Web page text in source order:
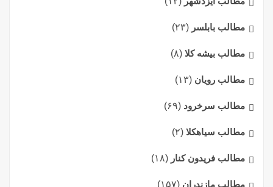
مطالب بابلسر (۲۳)
مطالب بیشه کلا (۸)
مطالب رویان (۱۳)
مطالب سرخرود (۶۹)
مطالب سیاهکلا (۲)
مطالب فریدون کنار (۱۸)
مطالب مازندران (۱۵۷)